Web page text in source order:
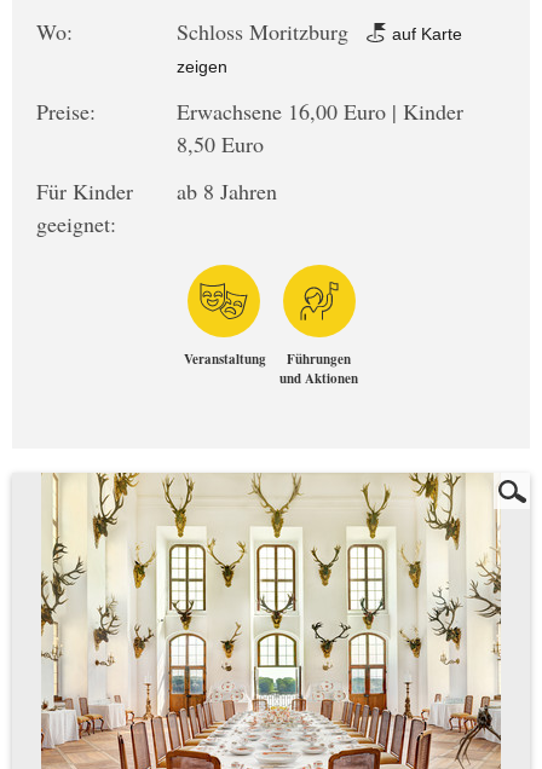
Wo:
Schloss Moritzburg
auf Karte
zeigen
Preise:
Erwachsene 16,00 Euro | Kinder
8,50 Euro
Für Kinder
geeignet:
ab 8 Jahren
Veranstaltung
Führungen
und Aktionen